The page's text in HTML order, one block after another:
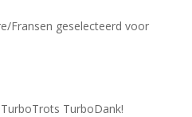
Fransen geselecteerd voor
TurboDank!